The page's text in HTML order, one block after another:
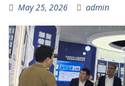
May 25, 2026 admin